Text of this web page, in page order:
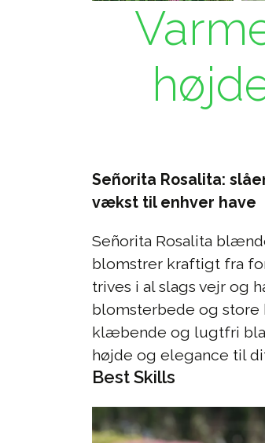
Señorita Rosalita:
vækst til enhver have
Señorita Rosalita
blomstrer kraftigt fra
trives i al slags vejr og
blomsterbede og store
klæbende og lugtfri
højde og elegance til
Best Skills